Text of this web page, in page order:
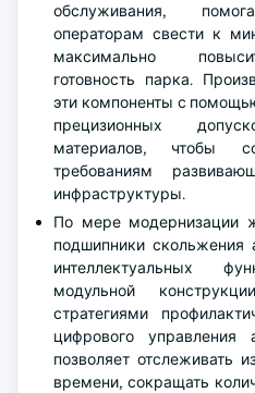
обслуживания,
операторам свести к
максимально
готовность парка.
эти компоненты с
прецизионных
материалов, чтобы
требованиям
инфраструктуры.
По мере модернизации
подшипники
интеллектуальных
модульной
стратегиями
цифрового управления
позволяет отслеживать
времени, сокращать